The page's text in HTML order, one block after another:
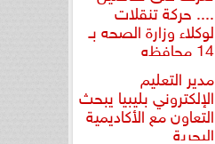
.... حركة تنقلات
لوكلاء وزارة الصحه بـ
14 محافظه
مدير التعليم
الإلكتروني بليبيا يبحث
التعاون مع الأكاديمية
البحرية